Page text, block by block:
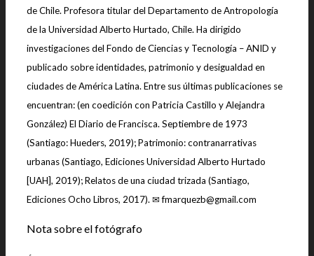
de Chile. Profesora titular del Departamento de Antropología
de la Universidad Alberto Hurtado, Chile. Ha dirigido
investigaciones del Fondo de Ciencias y Tecnología – ANID y
publicado sobre identidades, patrimonio y desigualdad en
ciudades de América Latina. Entre sus últimas publicaciones se
encuentran: (en coedición con Patricia Castillo y Alejandra
González) El Diario de Francisca. Septiembre de 1973
(Santiago: Hueders, 2019); Patrimonio: contranarrativas
urbanas (Santiago, Ediciones Universidad Alberto Hurtado
[UAH], 2019); Relatos de una ciudad trizada (Santiago,
Ediciones Ocho Libros, 2017). ✉ fmarquezb@gmail.com
Nota sobre el fotógrafo